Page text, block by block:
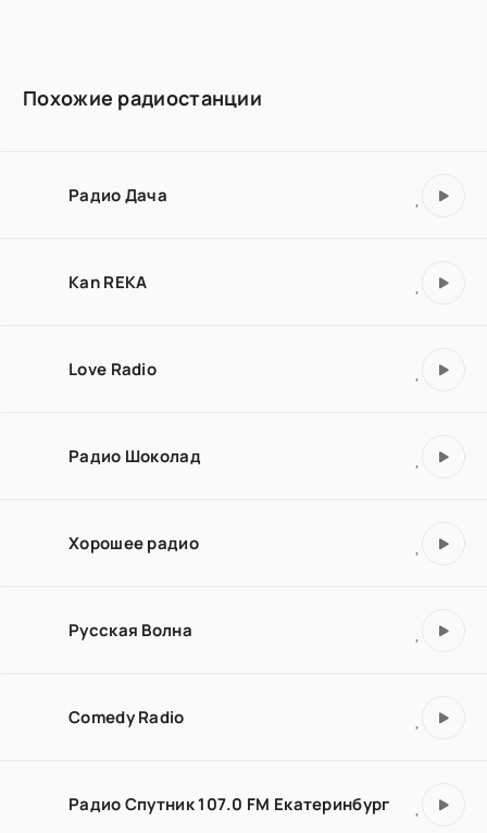
Похожие радиостанции
Радио Дача
Kan REKA
Love Radio
Радио Шоколад
Хорошее радио
Русская Волна
Comedy Radio
Радио Спутник 107.0 FM Екатеринбург